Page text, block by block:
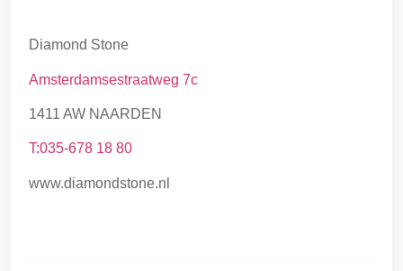
Diamond Stone
Amsterdamsestraatweg 7c
1411 AW NAARDEN
T:035-678 18 80
www.diamondstone.nl